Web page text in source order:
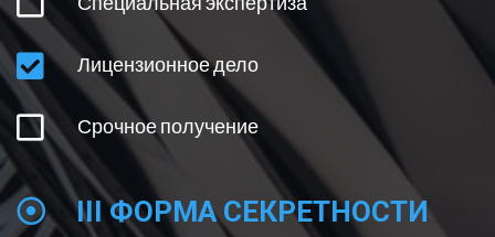
Лицензионное дело
Срочное получение
III ФОРМА СЕКРЕТНОСТИ